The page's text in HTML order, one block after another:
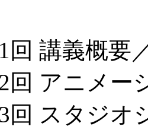
回 講義概要
回 アニメー
回 スタジオ